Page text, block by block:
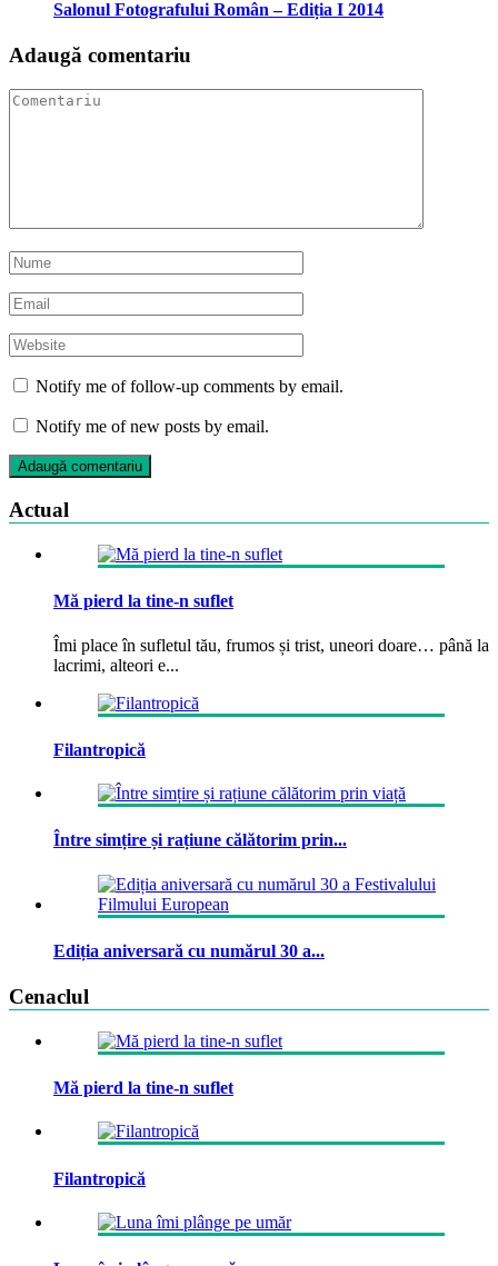
Salonul Fotografului Român – Ediția I 2014
Adaugă comentariu
Notify me of follow-up comments by email.
Notify me of new posts by email.
Actual
Mă pierd la tine-n suflet
Îmi place în sufletul tău, frumos și trist, uneori doare… până la
lacrimi, alteori e...
Filantropică
Între simțire și rațiune călătorim prin...
Ediția aniversară cu numărul 30 a...
Cenaclul
Mă pierd la tine-n suflet
Filantropică